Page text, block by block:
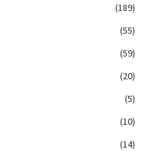
(189)
(55)
(59)
(20)
(5)
(10)
(14)